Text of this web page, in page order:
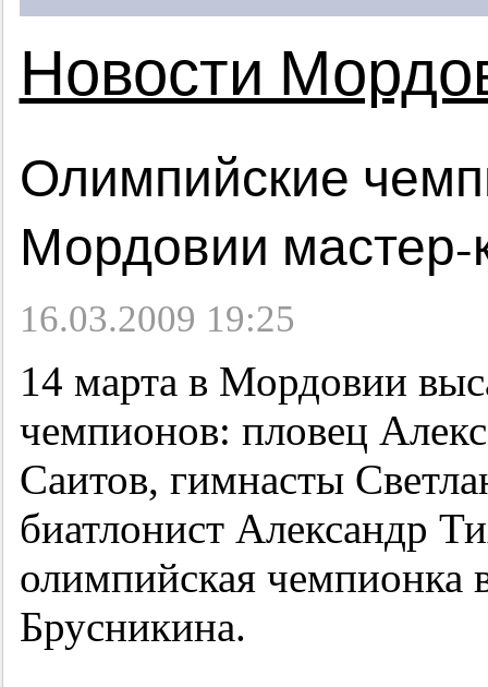
Новости
Олимпийские
Мордовии мастер-
16.03.2009 19:25
14 марта в Мордовии
чемпионов: пловец
Саитов, гимнасты
биатлонист Александр
олимпийская чемпионка
Брусникина.